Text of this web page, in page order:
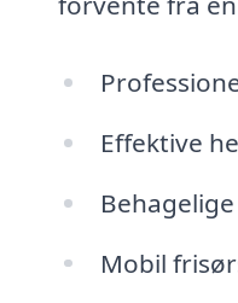
Effektive
Mobil